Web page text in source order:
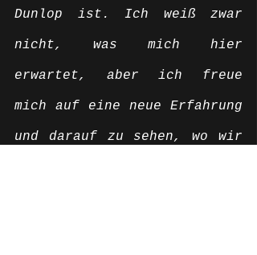
Dunlop ist. Ich weiß zwar
nicht, was mich hier
erwartet, aber ich freue
mich auf eine neue Erfahrung
und darauf zu sehen, wo wir